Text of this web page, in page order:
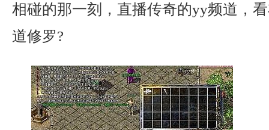
相碰的那一刻，直播传奇的yy频道，
道修罗?